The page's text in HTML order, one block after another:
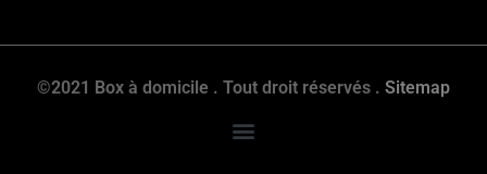
©2021 Box à domicile . Tout droit réservés . Sitemap